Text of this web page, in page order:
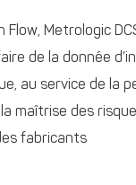
Flow, Metrologic
de la donnée
au service de la
maîtrise des
fabricants